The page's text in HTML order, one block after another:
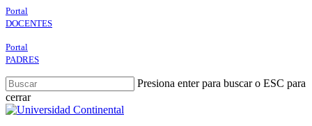
Portal
DOCENTES
Portal
PADRES
Presiona enter para buscar o ESC para
cerrar
Close